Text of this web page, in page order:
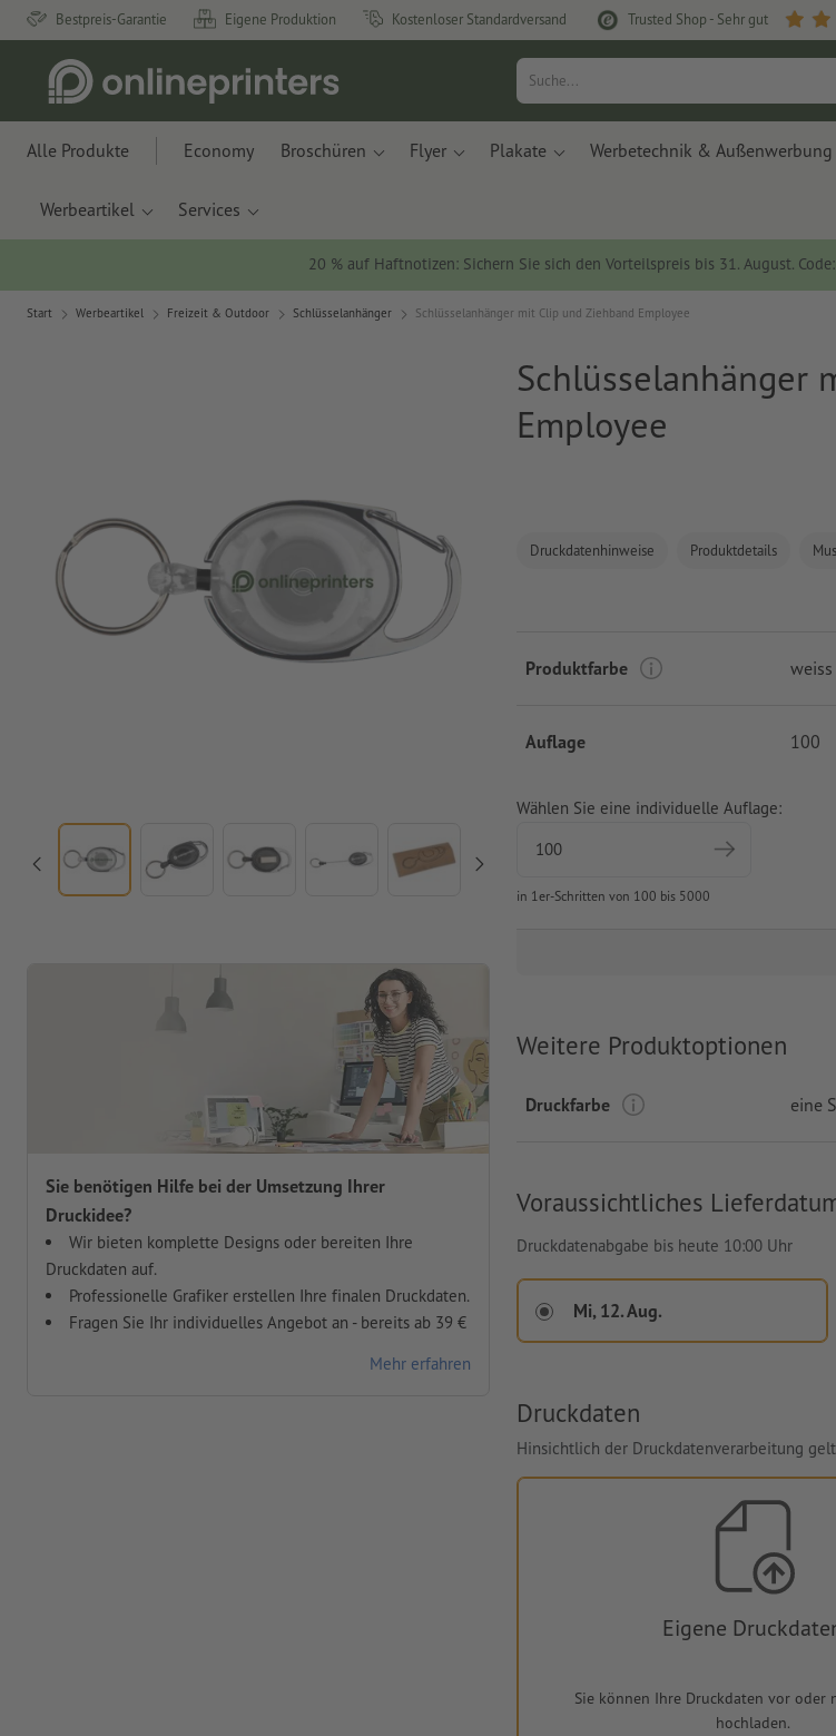
Bestpreis-Garantie Eigene Produktion Kostenloser Standardversand Trusted Shop - Sehr gut
Alle Produkte Economy Broschüren Flyer Plakate Werbetechnik & Außenwerbung
Werbeartikel Services
20 % auf Haftnotizen: Sichern Sie sich den Vorteilspreis bis 31. August. Code:
Start Werbeartikel Freizeit & Outdoor Schlüsselanhänger Schlüsselanhänger mit Clip und Ziehband Employee
Schlüsselanhänger
Employee
Sie benötigen Hilfe bei der Umsetzung Ihrer
Druckidee?
Wir bieten komplette Designs oder bereiten Ihre
Druckdaten auf.
Professionelle Grafiker erstellen Ihre finalen Druckdaten.
Fragen Sie Ihr individuelles Angebot an - bereits ab 39 €
Mehr erfahren
Druckdatenhinweise Produktdetails
Produktfarbe weiss
Auflage 100
Wählen Sie eine individuelle Auflage:
in 1er-Schritten von 100 bis 5000
Weitere Produktoptionen
Druckfarbe eine
Voraussichtliches
Druckdatenabgabe bis heute 10:00 Uhr
Mi, 12. Aug.
Druckdaten
Hinsichtlich der Druckdatenverarbeitung
Eigene
Sie können Ihre Druckdaten vor oder
hochladen.